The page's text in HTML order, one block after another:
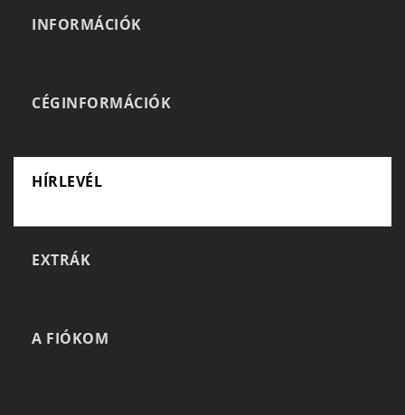
INFORMÁCIÓK
CÉGINFORMÁCIÓK
HÍRLEVÉL
EXTRÁK
A FIÓKOM